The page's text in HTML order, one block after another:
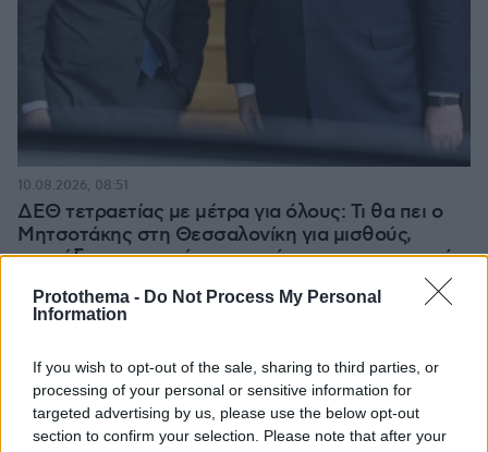
Protothema - Do Not Process My Personal
Information
If you wish to opt-out of the sale, sharing to third parties, or
processing of your personal or sensitive information for
targeted advertising by us, please use the below opt-out
section to confirm your selection. Please note that after your
ΔΕΘ τετραετίας με μέτρα για όλους: Τι θα πει ο
Μητσοτάκης στη Θεσσαλονίκη για μισθούς,
συντάξεις, επιχειρήσεις, αγρότες και στεγαστικό
10.08.2026, 08:51
Η 24χρονη αριστούχος της Ιατρικής
Όρκο, μιλά για τον «άριστο γιατρό»
10.08.2026, 08:09 66